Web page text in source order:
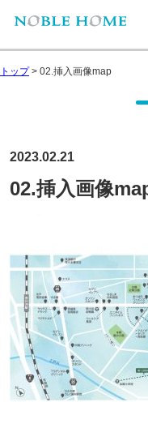
トップ> 02.挿入画像map
2023.02.21
02.挿入画像